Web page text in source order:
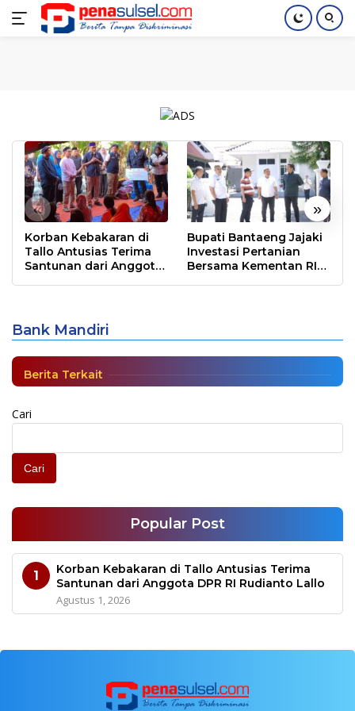
Langsung
Home Nasional Pendidikan Index
« »
Korban Kebakaran di
Tallo Antusias Terima
Santunan dari Anggota
Bupati Bantaeng Jajaki
Investasi Pertanian
Bersama Kementan RI
Bank Mandiri
Periksa Pimpinan Bank Mandiri Makassar
Berita|September 9, 2024
Berita Terkait
Cari
Cari
Popular Post
1
Korban Kebakaran di Tallo Antusias Terima
Santunan dari Anggota DPR RI Rudianto Lallo
Agustus 1, 2026